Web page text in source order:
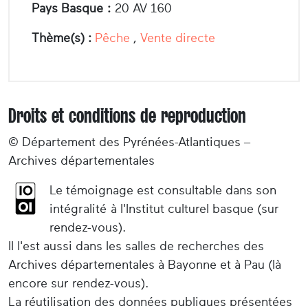
Pays Basque : 20 AV 160
Thème(s) : Pêche , Vente directe
Droits et conditions de reproduction
© Département des Pyrénées-Atlantiques –
Archives départementales
Le témoignage est consultable dans son
intégralité à l'Institut culturel basque (sur
rendez-vous).
Il l'est aussi dans les salles de recherches des
Archives départementales à Bayonne et à Pau (là
encore sur rendez-vous).
La réutilisation des données publiques présentées